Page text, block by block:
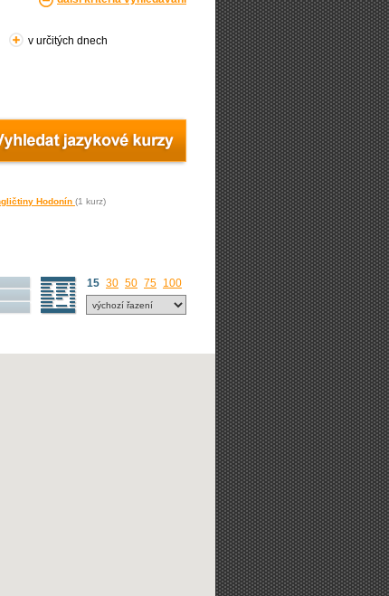
v určitých dnech
Hodonín (1 kurz)
15 30 50 75 100